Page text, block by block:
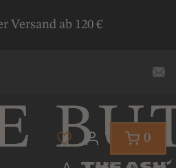
Versand ab 120 €
0